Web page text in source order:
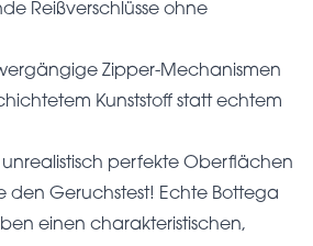
Reißverschlüsse ohne
Zipper-Mechanismen
Kunststoff statt echtem
perfekte Oberflächen
den Geruchstest! Echte Bottega
einen charakteristischen,